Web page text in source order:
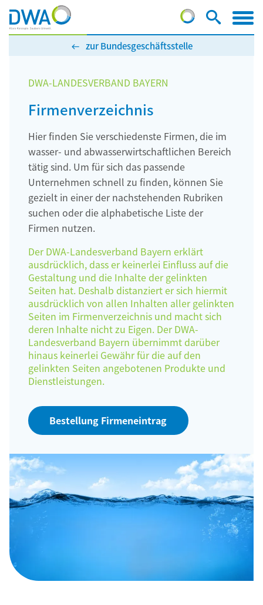
zur Bundesgeschäftsstelle
DWA-LANDESVERBAND BAYERN
Firmenverzeichnis
Hier finden Sie verschiedenste Firmen, die im
wasser- und abwasserwirtschaftlichen Bereich
tätig sind. Um für sich das passende
Unternehmen schnell zu finden, können Sie
gezielt in einer der nachstehenden Rubriken
suchen oder die alphabetische Liste der
Firmen nutzen.
Der DWA-Landesverband Bayern erklärt
ausdrücklich, dass er keinerlei Einfluss auf die
Gestaltung und die Inhalte der gelinkten
Seiten hat. Deshalb distanziert er sich hiermit
ausdrücklich von allen Inhalten aller gelinkten
Seiten im Firmenverzeichnis und macht sich
deren Inhalte nicht zu Eigen. Der DWA-
Landesverband Bayern übernimmt darüber
hinaus keinerlei Gewähr für die auf den
gelinkten Seiten angebotenen Produkte und
Dienstleistungen.
Bestellung Firmeneintrag